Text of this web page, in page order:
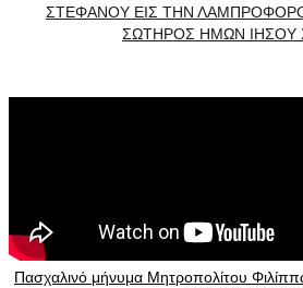
ΣΤΕΦΑΝΟΥ ΕΙΣ ΤΗΝ
ΣΩΤΗΡΟΣ ΗΜΩΝ ΙΗΣΟΥ
Πασχαλινό μήνυμα Μητροπολίτου